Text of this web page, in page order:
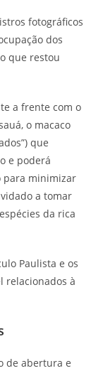
fotográficos
dos
que restou
a frente com o
o macaco
que
e poderá
para minimizar
a tomar
da rica
Paulista e os
relacionados à
de abertura e